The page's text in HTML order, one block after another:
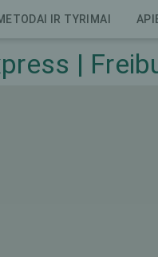
IR TYRIMAI
|